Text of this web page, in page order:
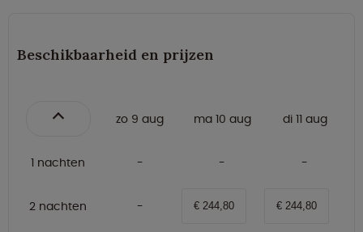
Beschikbaarheid en prijzen
zo 9 aug ma 10 aug di 11 aug
1 nachten
2 nachten € 244,80 € 244,80